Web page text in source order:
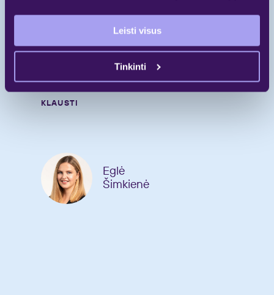
Leisti visus
Tinkinti
gyvenimui@galio.lt
KLAUSTI
Eglė
Šimkienė